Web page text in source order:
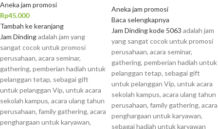
Aneka jam promosi
Rp45.000
Tambah ke keranjang
Jam Dindingadalah jam yang
sangat cocok untuk promosi
perusahaan, acara seminar,
gathering, pemberian hadiah untuk
pelanggan tetap, sebagai gift
untuk pelanggan Vip, untuk acara
sekolah kampus, acara ulang tahun
perusahaan, family gathering, acara
penghargaan untuk karyawan,
Aneka jam promosi
Baca selengkapnya
Jam Dinding kode 5063 adalah jam
yang sangat cocok untuk promosi
perusahaan, acara seminar,
gathering, pemberian hadiah untuk
pelanggan tetap, sebagai gift
untuk pelanggan Vip, untuk acara
sekolah kampus, acara ulang tahun
perusahaan, family gathering, acara
penghargaan untuk karyawan,
sebagai hadiah untuk karyawan